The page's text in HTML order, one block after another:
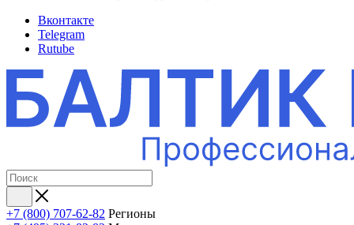
Вконтакте
Telegram
Rutube
+7 (800) 707-62-82 Регионы